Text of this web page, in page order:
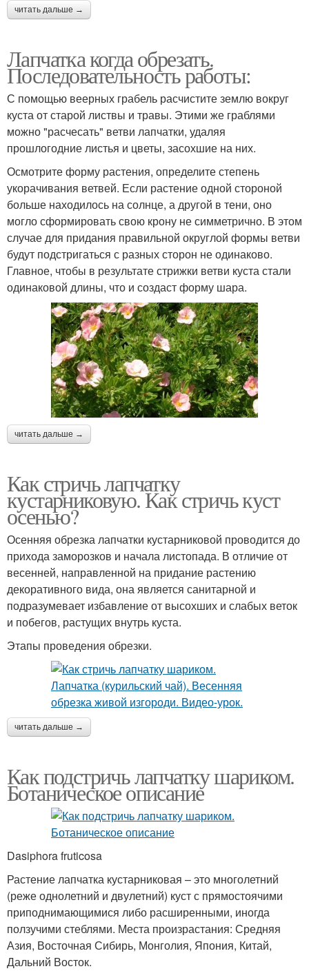
читать дальше →
Лапчатка когда обрезать.
Последовательность работы:
С помощью веерных грабель расчистите землю вокруг
куста от старой листвы и травы. Этими же граблями
можно "расчесать" ветви лапчатки, удаляя
прошлогодние листья и цветы, засохшие на них.
Осмотрите форму растения, определите степень
укорачивания ветвей. Если растение одной стороной
больше находилось на солнце, а другой в тени, оно
могло сформировать свою крону не симметрично. В этом
случае для придания правильной округлой формы ветви
будут подстригаться с разных сторон не одинаково.
Главное, чтобы в результате стрижки ветви куста стали
одинаковой длины, что и создаст форму шара.
читать дальше →
Как стричь лапчатку
кустарниковую. Как стричь куст
осенью?
Осенняя обрезка лапчатки кустарниковой проводится до
прихода заморозков и начала листопада. В отличие от
весенней, направленной на придание растению
декоративного вида, она является санитарной и
подразумевает избавление от высохших и слабых веток
и побегов, растущих внутрь куста.
Этапы проведения обрезки.
читать дальше →
Как подстричь лапчатку шариком.
Ботаническое описание
Dasiphora fruticosa
Растение лапчатка кустарниковая – это многолетний
(реже однолетний и двулетний) куст с прямостоячими
приподнимающимися либо расширенными, иногда
ползучими стеблями. Места произрастания: Средняя
Азия, Восточная Сибирь, Монголия, Япония, Китай,
Дальний Восток.